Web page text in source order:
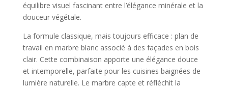
équilibre visuel fascinant entre l’élégance minérale et la
douceur végétale.
La formule classique, mais toujours efficace : plan de
travail en marbre blanc associé à des façades en bois
clair. Cette combinaison apporte une élégance douce
et intemporelle, parfaite pour les cuisines baignées de
lumière naturelle. Le marbre capte et réfléchit la